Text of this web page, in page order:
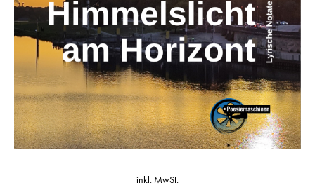
inkl. MwSt.